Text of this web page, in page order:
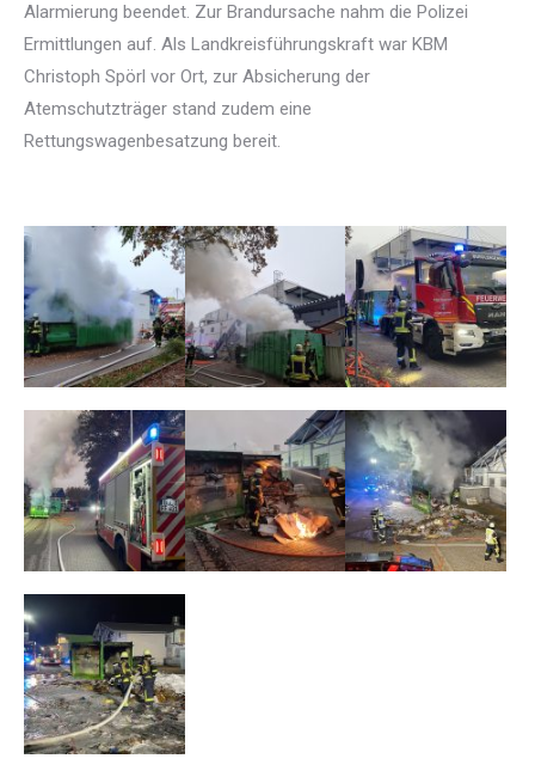
Alarmierung beendet. Zur Brandursache nahm die Polizei
Ermittlungen auf. Als Landkreisführungskraft war KBM
Christoph Spörl vor Ort, zur Absicherung der
Atemschutzträger stand zudem eine
Rettungswagenbesatzung bereit.